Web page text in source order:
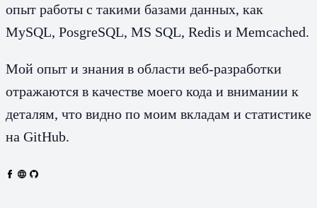
опыт работы с такими базами данных, как
MySQL, PosgreSQL, MS SQL, Redis и Memcached.
Мой опыт и знания в области веб-разработки
отражаются в качестве моего кода и внимании к
деталям, что видно по моим вкладам и статистике
на GitHub.